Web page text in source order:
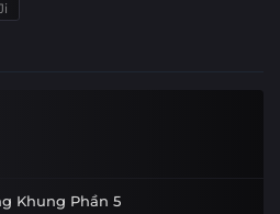
Khung Phần 5